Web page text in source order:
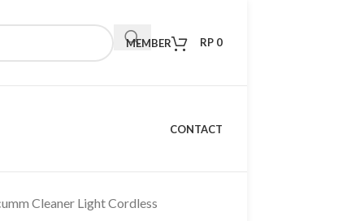
MEMBER RP 0
CONTACT
Cleaner Light Cordless